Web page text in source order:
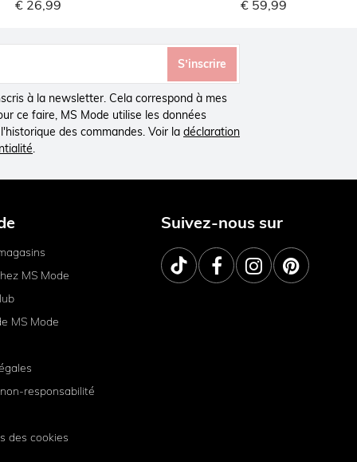
€ 26,99
€ 59,99
S’inscrire
à la newsletter. Cela correspond à mes
ce faire, MS Mode utilise les données
des commandes. Voir la déclaration
.
MS Mode
MS Mode
responsabilité
des cookies
Suivez-nous sur